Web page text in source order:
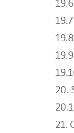
20.
21.